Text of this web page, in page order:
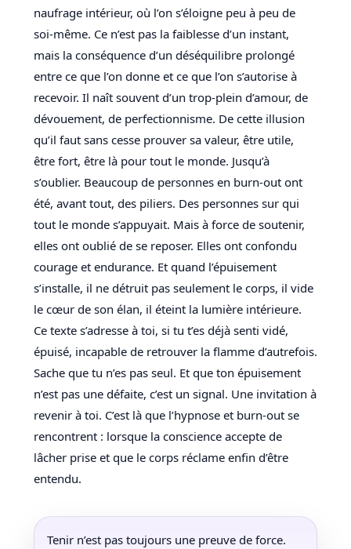
naufrage intérieur, où l’on s’éloigne peu à peu de
soi-même. Ce n’est pas la faiblesse d’un instant,
mais la conséquence d’un déséquilibre prolongé
entre ce que l’on donne et ce que l’on s’autorise à
recevoir. Il naît souvent d’un trop-plein d’amour, de
dévouement, de perfectionnisme. De cette illusion
qu’il faut sans cesse prouver sa valeur, être utile,
être fort, être là pour tout le monde. Jusqu’à
s’oublier. Beaucoup de personnes en burn-out ont
été, avant tout, des piliers. Des personnes sur qui
tout le monde s’appuyait. Mais à force de soutenir,
elles ont oublié de se reposer. Elles ont confondu
courage et endurance. Et quand l’épuisement
s’installe, il ne détruit pas seulement le corps, il vide
le cœur de son élan, il éteint la lumière intérieure.
Ce texte s’adresse à toi, si tu t’es déjà senti vidé,
épuisé, incapable de retrouver la flamme d’autrefois.
Sache que tu n’es pas seul. Et que ton épuisement
n’est pas une défaite, c’est un signal. Une invitation à
revenir à toi. C’est là que l’hypnose et burn-out se
rencontrent : lorsque la conscience accepte de
lâcher prise et que le corps réclame enfin d’être
entendu.
Tenir n’est pas toujours une preuve de force.